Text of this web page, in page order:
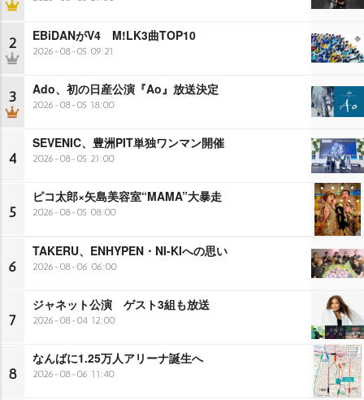
2 EBiDANがV4 M!LK3曲TOP10
2026-08-05 09:21
3 Ado、初の日産公演『Ao』放送決定
2026-08-05 18:00
4
SEVENIC、豊洲PIT単独ワンマン開催
2026-08-05 21:00
5
ピコ太郎×矢島美容室“MAMA”大暴走
2026-08-05 08:00
6
TAKERU、ENHYPEN・NI-KIへの思い
2026-08-06 06:00
7
ジャネット公演 ゲスト3組も放送
2026-08-04 12:00
8
なんばに1.25万人アリーナ誕生へ
2026-08-06 11:40